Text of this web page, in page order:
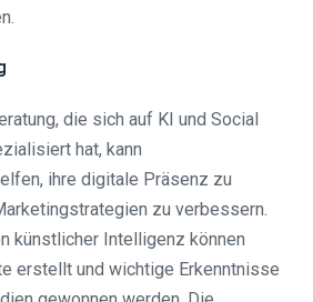
die sich auf KI und Social
hat, kann
ihre digitale Präsenz zu
zu verbessern.
künstlicher Intelligenz können
erstellt und wichtige Erkenntnisse